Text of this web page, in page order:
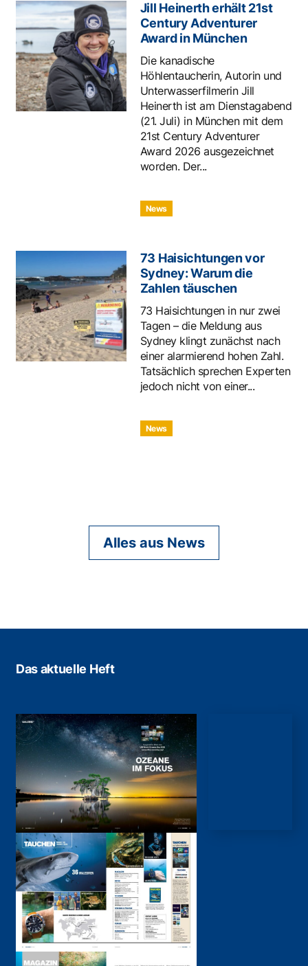
Jill Heinerth erhält 21st
Century Adventurer
Award in München
Die kanadische
Höhlentaucherin, Autorin und
Unterwasserfilmerin Jill
Heinerth ist am Dienstagabend
(21. Juli) in München mit dem
21st Century Adventurer
Award 2026 ausgezeichnet
worden. Der...
News
73 Haisichtungen vor
Sydney: Warum die
Zahlen täuschen
73 Haisichtungen in nur zwei
Tagen – die Meldung aus
Sydney klingt zunächst nach
einer alarmierend hohen Zahl.
Tatsächlich sprechen Experten
jedoch nicht von einer...
News
Alles aus News
Das aktuelle Heft